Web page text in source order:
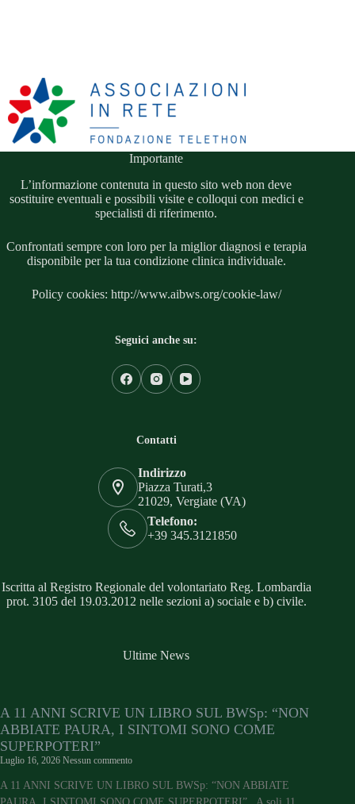
Importante
L’informazione contenuta in questo sito web non deve
sostituire eventuali e possibili visite e colloqui con medici e
specialisti di riferimento.
Confrontati sempre con loro per la miglior diagnosi e terapia
disponibile per la tua condizione clinica individuale.
Policy cookies: http://www.aibws.org/cookie-law/
Seguici anche su:
Contatti
Indirizzo
Piazza Turati,3
21029, Vergiate (VA)
Telefono:
+39 345.3121850
Iscritta al Registro Regionale del volontariato Reg. Lombardia
prot. 3105 del 19.03.2012 nelle sezioni a) sociale e b) civile.
Ultime News
A 11 ANNI SCRIVE UN LIBRO SUL BWSp: “NON
ABBIATE PAURA, I SINTOMI SONO COME
SUPERPOTERI”
Luglio 16, 2026 Nessun commento
A 11 ANNI SCRIVE UN LIBRO SUL BWSp: “NON ABBIATE